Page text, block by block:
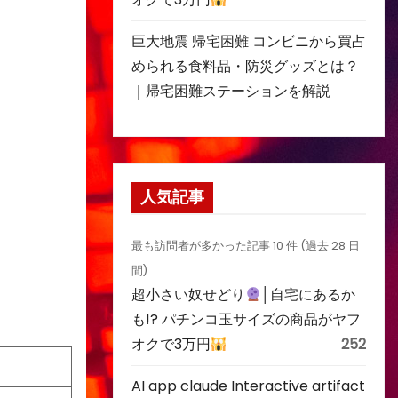
巨大地震 帰宅困難 コンビニから買占
められる食料品・防災グッズとは？
｜帰宅困難ステーションを解説
人気記事
最も訪問者が多かった記事 10 件 (過去 28 日
間)
超小さい奴せどり
│自宅にあるか
も!? パチンコ玉サイズの商品がヤフ
オクで3万円
252
AI app claude Interactive artifact